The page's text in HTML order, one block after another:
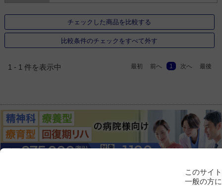
チェックした商品を比較する
比較条件のチェックをすべて外す
1 - 1 件を表示中 最初 前へ 1 次へ 最後
このサイ
一般の方